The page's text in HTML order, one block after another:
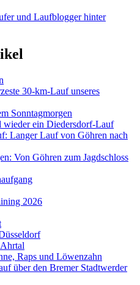
und Laufblogger hinter
30-km-Lauf unseres
Sonntagmorgen
wieder ein Diedersdorf-Lauf
Langer Lauf von Göhren nach
Von Göhren zum Jagdschloss
2026
Raps und Löwenzahn
über den Bremer Stadtwerder